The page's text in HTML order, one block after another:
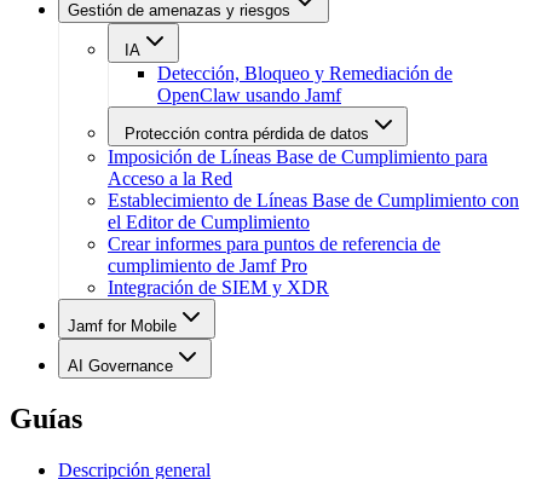
Gestión de amenazas y riesgos
IA
Detección, Bloqueo y Remediación de
OpenClaw usando Jamf
Protección contra pérdida de datos
Imposición de Líneas Base de Cumplimiento para
Acceso a la Red
Establecimiento de Líneas Base de Cumplimiento con
el Editor de Cumplimiento
Crear informes para puntos de referencia de
cumplimiento de Jamf Pro
Integración de SIEM y XDR
Jamf for Mobile
AI Governance
Guías
Descripción general